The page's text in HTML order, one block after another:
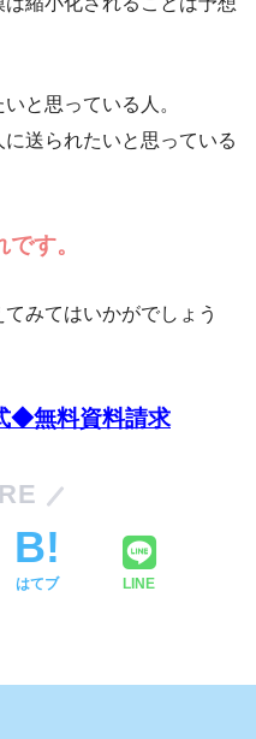
と思っている人。
送られたいと思っている
す。
みてはいかがでしょう
◆無料資料請求
はてブ LINE